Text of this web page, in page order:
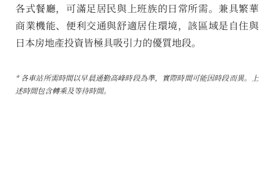
各式餐廳，可滿足居民與上班族的日常所需。兼具繁華
商業機能、便利交通與舒適居住環境，該區域是自住與
日本房地產投資皆極具吸引力的優質地段。
* 各車站所需時間以早晨通勤高峰時段為準，實際時間可能因時段而異。上
述時間包含轉乘及等待時間。